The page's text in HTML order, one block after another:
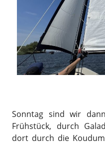
Sonntag sind wir
Frühstück, durch
dort durch die